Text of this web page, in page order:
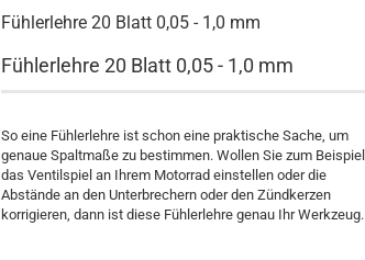
Fühlerlehre 20 Blatt 0,05 - 1,0 mm
Fühlerlehre 20 Blatt 0,05 - 1,0 mm
So eine Fühlerlehre ist schon eine praktische Sache, um
genaue Spaltmaße zu bestimmen. Wollen Sie zum Beispiel
das Ventilspiel an Ihrem Motorrad einstellen oder die
Abstände an den Unterbrechern oder den Zündkerzen
korrigieren, dann ist diese Fühlerlehre genau Ihr Werkzeug.